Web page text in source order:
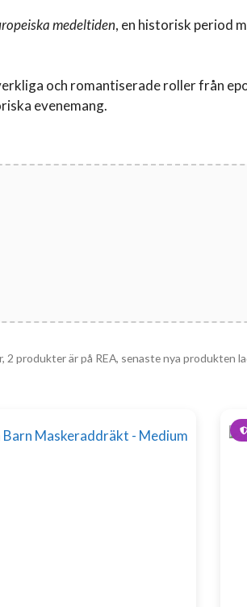
medeltiden, en historisk period
och romantiserade roller från
evenemang.
, 2 produkter är på REA, senaste nya produkten